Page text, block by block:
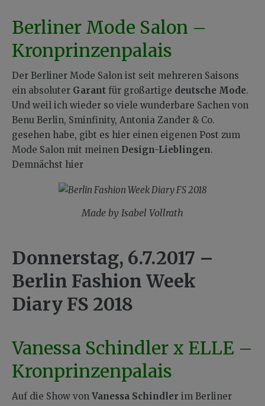
Berliner Mode Salon –
Kronprinzenpalais
Der Berliner Mode Salon ist seit mehreren Saisons
ein absoluter Garant für großartige deutsche Mode.
Und weil ich wieder so viele wunderbare Sachen von
Benu Berlin, Sminfinity, Antonia Zander & Co.
gesehen habe, gibt es hier einen eigenen Post zum
Mode Salon mit meinen Design-Lieblingen.
Demnächst hier
Made by Isabel Vollrath
Donnerstag, 6.7.2017 –
Berlin Fashion Week
Diary FS 2018
Vanessa Schindler x ELLE –
Kronprinzenpalais
Auf die Show von Vanessa Schindler im Berliner